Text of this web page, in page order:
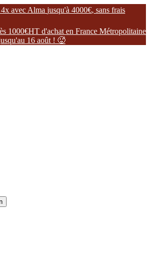
4x avec Alma jusqu'à 4000€, sans frais
ès 1000€HT d'achat en France Métropolitaine
usqu'au 16 août ! 